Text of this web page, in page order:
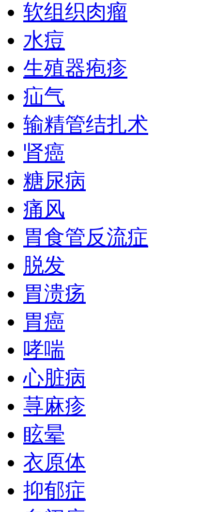
软组织肉瘤
水痘
生殖器疱疹
疝气
输精管结扎术
肾癌
糖尿病
痛风
胃食管反流症
脱发
胃溃疡
胃癌
哮喘
心脏病
荨麻疹
眩晕
衣原体
抑郁症